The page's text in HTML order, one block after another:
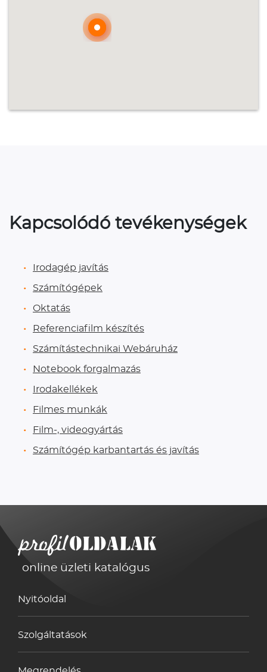
Kapcsolódó tevékenységek
Irodagép javítás
Számítógépek
Oktatás
Referenciafilm készítés
Számítástechnikai Webáruház
Notebook forgalmazás
Irodakellékek
Filmes munkák
Film-, videogyártás
Számítógép karbantartás és javítás
online üzleti katalógus
Nyitóoldal
Szolgáltatások